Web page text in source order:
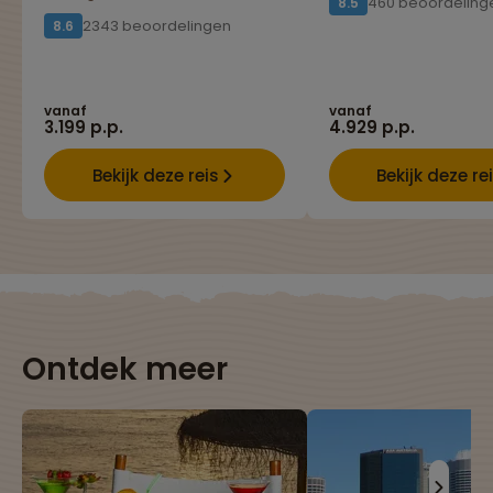
8.6 2343 beoordelingen
vanaf
3.199 p.p.
Bekijk deze reis
vanaf
4.929 p.p.
Bekijk deze
Ontdek meer